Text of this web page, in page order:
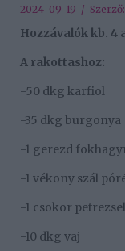
2024-09-19 / Szerző:
Hozzávalók kb. 4
A rakottashoz:
-50 dkg karfiol
-35 dkg burgonya
-1 gerezd
-1 vékony szál
-1 csokor
-10 dkg vaj